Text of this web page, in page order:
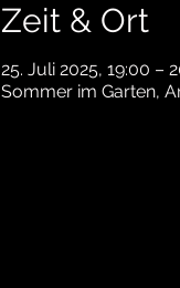
Zeit & Ort
25. Juli 2025, 19:00 –
Sommer im Garten,